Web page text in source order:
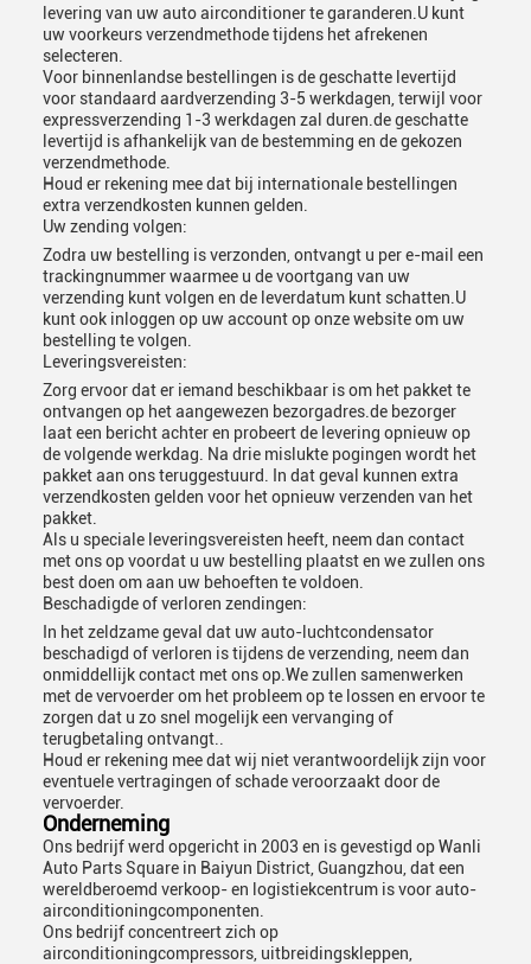
levering van uw auto airconditioner te garanderen.U kunt
uw voorkeurs verzendmethode tijdens het afrekenen
selecteren.
Voor binnenlandse bestellingen is de geschatte levertijd
voor standaard aardverzending 3-5 werkdagen, terwijl voor
expressverzending 1-3 werkdagen zal duren.de geschatte
levertijd is afhankelijk van de bestemming en de gekozen
verzendmethode.
Houd er rekening mee dat bij internationale bestellingen
extra verzendkosten kunnen gelden.
Uw zending volgen:
Zodra uw bestelling is verzonden, ontvangt u per e-mail een
trackingnummer waarmee u de voortgang van uw
verzending kunt volgen en de leverdatum kunt schatten.U
kunt ook inloggen op uw account op onze website om uw
bestelling te volgen.
Leveringsvereisten:
Zorg ervoor dat er iemand beschikbaar is om het pakket te
ontvangen op het aangewezen bezorgadres.de bezorger
laat een bericht achter en probeert de levering opnieuw op
de volgende werkdag. Na drie mislukte pogingen wordt het
pakket aan ons teruggestuurd. In dat geval kunnen extra
verzendkosten gelden voor het opnieuw verzenden van het
pakket.
Als u speciale leveringsvereisten heeft, neem dan contact
met ons op voordat u uw bestelling plaatst en we zullen ons
best doen om aan uw behoeften te voldoen.
Beschadigde of verloren zendingen:
In het zeldzame geval dat uw auto-luchtcondensator
beschadigd of verloren is tijdens de verzending, neem dan
onmiddellijk contact met ons op.We zullen samenwerken
met de vervoerder om het probleem op te lossen en ervoor te
zorgen dat u zo snel mogelijk een vervanging of
terugbetaling ontvangt..
Houd er rekening mee dat wij niet verantwoordelijk zijn voor
eventuele vertragingen of schade veroorzaakt door de
vervoerder.
Onderneming
Ons bedrijf werd opgericht in 2003 en is gevestigd op Wanli
Auto Parts Square in Baiyun District, Guangzhou, dat een
wereldberoemd verkoop- en logistiekcentrum is voor auto-
airconditioningcomponenten.
Ons bedrijf concentreert zich op
airconditioningcompressors, uitbreidingskleppen,